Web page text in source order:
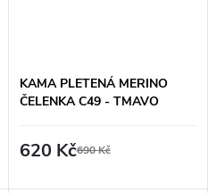
KAMA PLETENÁ MERINO
ČELENKA C49 - TMAVO
620 Kč690 Kč